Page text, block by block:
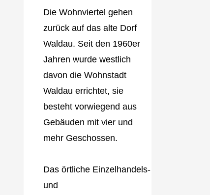
Die Wohnviertel gehen
zurück auf das alte Dorf
Waldau. Seit den 1960er
Jahren wurde westlich
davon die Wohnstadt
Waldau errichtet, sie
besteht vorwiegend aus
Gebäuden mit vier und
mehr Geschossen.
Das örtliche Einzelhandels‐
und